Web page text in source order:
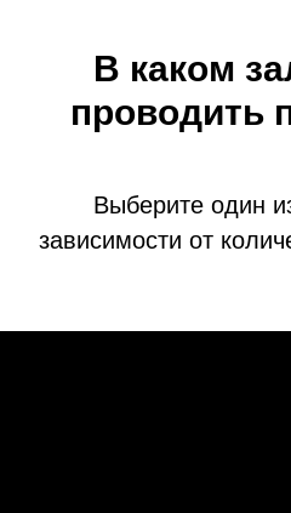
В каком
проводить
Выберите один
зависимости от